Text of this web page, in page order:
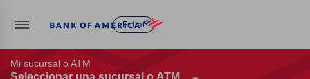
Entrar
Mi sucursal o ATM
Seleccionar una sucursal o ATM